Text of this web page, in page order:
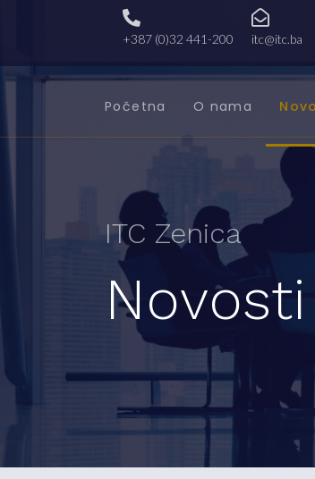
+387 (0)32 441-200 itc@itc.ba
Početna O nama
ITC Zenica